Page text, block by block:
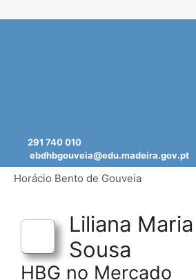
291 740 010
ebdhbgouveia@edu.madeira.gov.pt
Horácio Bento de Gouveia
Liliana
Sousa
HBG no Mercado